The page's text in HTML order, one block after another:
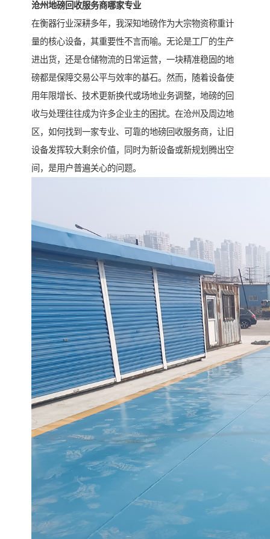
沧州地磅回收服务商哪家专业
在衡器行业深耕多年，我深知地磅作为大宗物资称重计
量的核心设备，其重要性不言而喻。无论是工厂的生产
进出货，还是仓储物流的日常运营，一块精准稳固的地
磅都是保障交易公平与效率的基石。然而，随着设备使
用年限增长、技术更新换代或场地业务调整，地磅的回
收与处理往往成为许多企业主的困扰。在沧州及周边地
区，如何找到一家专业、可靠的地磅回收服务商，让旧
设备发挥较大剩余价值，同时为新设备或新规划腾出空
间，是用户普遍关心的问题。